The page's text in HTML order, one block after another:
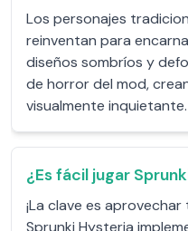
Los personajes
reinventan para
diseños sombríos y
de horror del mod,
visualmente inquietante.
¿Es fácil jugar
¡La clave es
Sprunki Hysteria